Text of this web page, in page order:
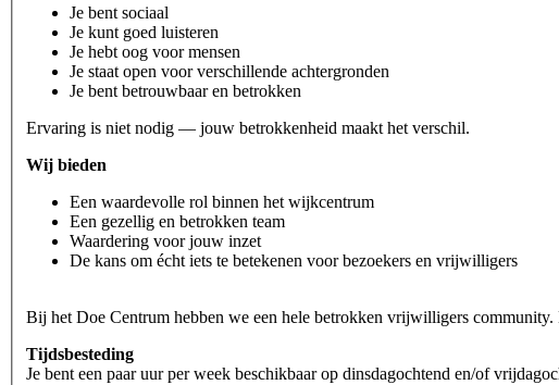
Je bent sociaal
Je kunt goed luisteren
Je hebt oog voor mensen
Je staat open voor verschillende achtergronden
Je bent betrouwbaar en betrokken
Ervaring is niet nodig — jouw betrokkenheid maakt het verschil.
Wij bieden
Een waardevolle rol binnen het wijkcentrum
Een gezellig en betrokken team
Waardering voor jouw inzet
De kans om écht iets te betekenen voor bezoekers en vrijwilligers
Bij het Doe Centrum hebben we een hele betrokken vrijwilligers
Tijdsbesteding
Je bent een paar uur per week beschikbaar op dinsdagochtend en/of